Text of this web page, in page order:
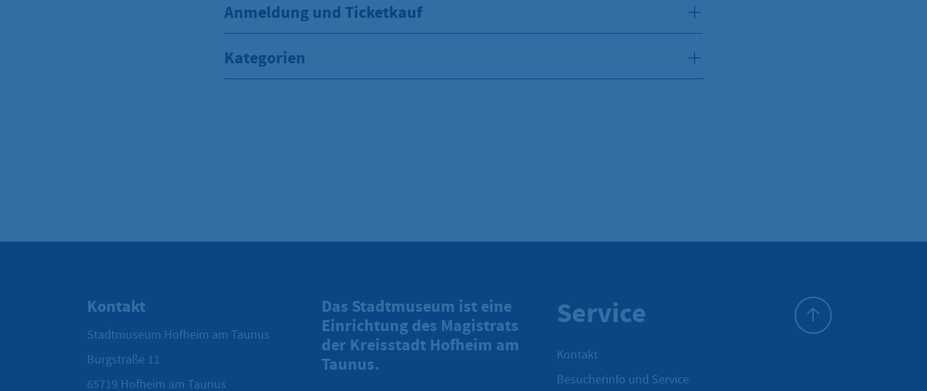
Anmeldung und Ticketkauf
Kategorien
Kontakt
Stadtmuseum Hofheim am Taunus
Burgstraße 11
65719 Hofheim am Taunus
Das Stadtmuseum ist eine
Einrichtung des Magistrats
der Kreisstadt Hofheim am
Taunus.
Service
Kontakt
Besucherinfo und Service